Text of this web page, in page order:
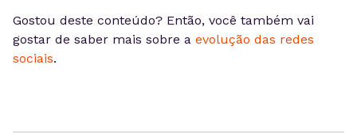
Gostou deste conteúdo? Então, você também vai
gostar de saber mais sobre a evolução das redes
sociais.